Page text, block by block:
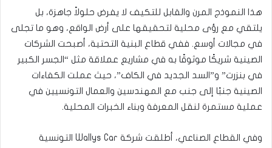
هذا النموذج المرن والقابل للتكيف لا يفرض حلولاً جاهزة، بل
يلتقي مع رؤى محلية لتحقيقها على أرض الواقع، وهو ما تجلى
في مجالات أوسع. ففي قطاع البنية التحتية، أصبحت الشركات
الصينية شريكًا موثوقًا به في مشاريع عملاقة مثل “الجسر الكبير
في بنزرت” و”السد الجديد في الكاف”، حيث عملت الكفاءات
الصينية جنبًا إلى جنب مع المهندسين والعمال التونسيين في
عملية مستمرة لنقل المعرفة وبناء الخبرات المحلية.
وفي القطاع الصناعي، أطلقت شركة Wallys Car التونسية